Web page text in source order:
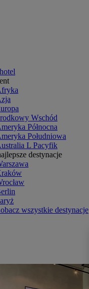
Wschód
Północna
Południowa
L Pacyfik
destynacje
wszystkie destynacje